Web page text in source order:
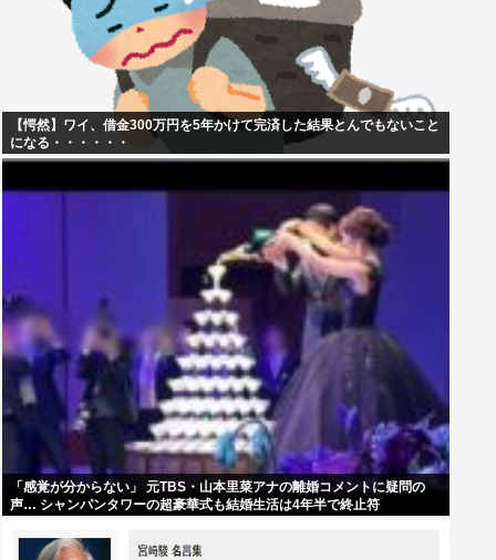
【愕然】ワイ、借金300万円を5年かけて完済した結果とんでもないこと
になる・・・・・・
「感覚が分からない」 元TBS・山本里菜アナの離婚コメントに疑問の
声… シャンパンタワーの超豪華式も結婚生活は4年半で終止符